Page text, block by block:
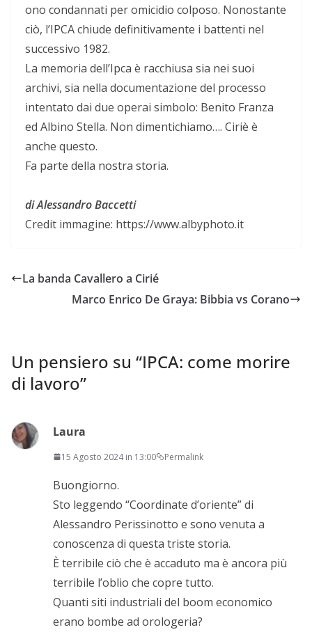
ono condannati per omicidio colposo. Nonostante
ciò, l’IPCA chiude definitivamente i battenti nel
successivo 1982.
La memoria dell’Ipca è racchiusa sia nei suoi
archivi, sia nella documentazione del processo
intentato dai due operai simbolo: Benito Franza
ed Albino Stella. Non dimentichiamo…. Ciriè è
anche questo.
Fa parte della nostra storia.
di Alessandro Baccetti
Credit immagine: https://www.albyphoto.it
La banda Cavallero a Cirié
Marco Enrico De Graya: Bibbia vs Corano
Un pensiero su “IPCA: come morire
di lavoro”
Laura
15 Agosto 2024 in 13:00 Permalink
Buongiorno.
Sto leggendo “Coordinate d’oriente” di
Alessandro Perissinotto e sono venuta a
conoscenza di questa triste storia.
È terribile ciò che è accaduto ma è ancora più
terribile l’oblio che copre tutto.
Quanti siti industriali del boom economico
erano bombe ad orologeria?